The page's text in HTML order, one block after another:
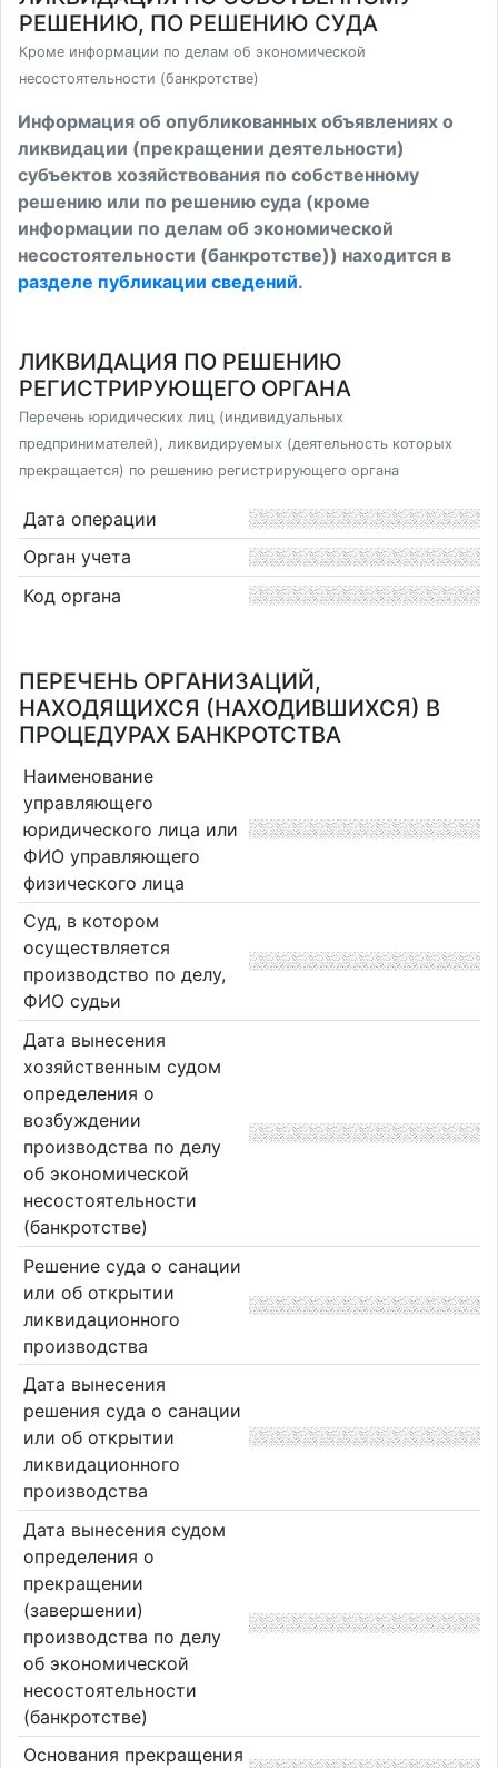
РЕШЕНИЮ, ПО РЕШЕНИЮ СУДА
Кроме информации по делам об экономической
несостоятельности (банкротстве)
Информация об опубликованных объявлениях о
ликвидации (прекращении деятельности)
субъектов хозяйствования по собственному
решению или по решению суда (кроме
информации по делам об экономической
несостоятельности (банкротстве)) находится в
разделе публикации сведений.
ЛИКВИДАЦИЯ ПО РЕШЕНИЮ
РЕГИСТРИРУЮЩЕГО ОРГАНА
Перечень юридических лиц (индивидуальных
предпринимателей), ликвидируемых (деятельность которых
прекращается) по решению регистрирующего органа
Дата операции
Орган учета
Код органа
ПЕРЕЧЕНЬ ОРГАНИЗАЦИЙ,
НАХОДЯЩИХСЯ (НАХОДИВШИХСЯ) В
ПРОЦЕДУРАХ БАНКРОТСТВА
Наименование
управляющего
юридического лица или
ФИО управляющего
физического лица
Суд, в котором
осуществляется
производство по делу,
ФИО судьи
Дата вынесения
хозяйственным судом
определения о
возбуждении
производства по делу
об экономической
несостоятельности
(банкротстве)
Решение суда о санации
или об открытии
ликвидационного
производства
Дата вынесения
решения суда о санации
или об открытии
ликвидационного
производства
Дата вынесения судом
определения о
прекращении
(завершении)
производства по делу
об экономической
несостоятельности
(банкротстве)
Основания прекращения